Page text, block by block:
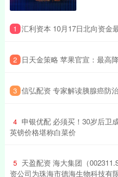
1 汇利资本 10月17日北向资金
2 日天金策略 苹果官宣：最高
3 信弘配资 专家解读胰腺癌防
4 申银优配 必须买！30岁后卫
英镑价格堪称白菜价
5 天盈配资 海大集团（
资公司为珠海市德海生物科技有